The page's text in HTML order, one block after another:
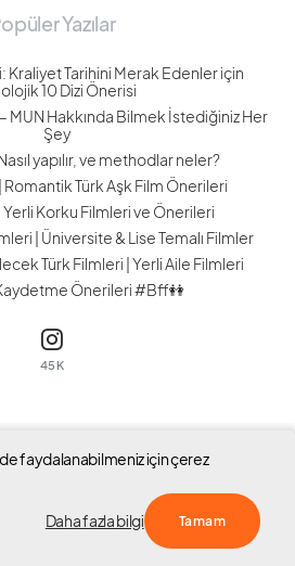
Yazılar
Kraliyet Tarihini Merak Edenler için
10 Dizi Önerisi
MUN Hakkında Bilmek İstediğiniz Her
Şey
yapılır, ve methodlar neler?
Romantik Türk Aşk Film Önerileri
Korku Filmleri ve Önerileri
| Üniversite & Lise Temalı Filmler
Türk Filmleri | Yerli Aile Filmleri
Önerileri #Bff👭
45K
saklıdır © 2023 kooplog
Yardım
Sözleşme
Çerez Politikası
faydalanabilmeniz için çerez
Daha fazla bilgi
Tamam